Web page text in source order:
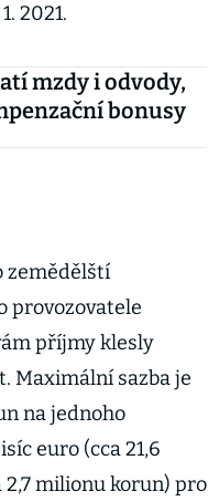
2021.
mzdy i odvody,
bonusy
zemědělští
provozovatele
příjmy klesly
Maximální sazba je
na jednoho
euro (cca 21,6
milionu korun) pro